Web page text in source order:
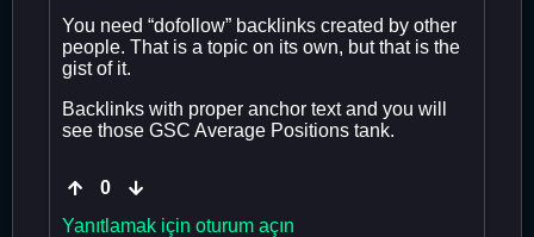
You need “dofollow” backlinks created by other
people. That is a topic on its own, but that is the
gist of it.
Backlinks with proper anchor text and you will
see those GSC Average Positions tank.
0
Yanıtlamak için oturum açın